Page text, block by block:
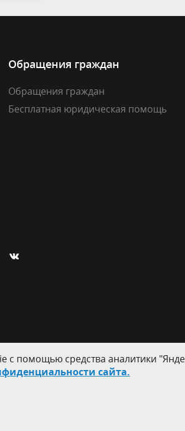
Обращения граждан
Обращения граждан
Бесплатная юридическая помощь
с помощью средства аналитики
сайта.